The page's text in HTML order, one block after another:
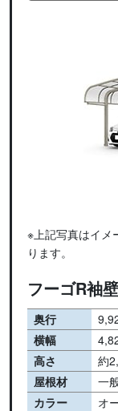
※上記写真はイメ
ります。
フーゴR袖
奥行
横幅
高さ
約
屋根材
一
カラー
オ